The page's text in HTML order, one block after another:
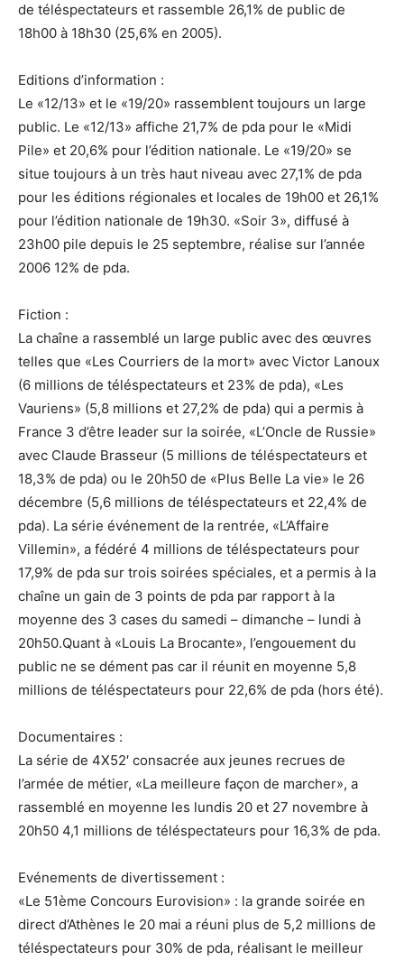
de téléspectateurs et rassemble 26,1% de public de
18h00 à 18h30 (25,6% en 2005).
Editions d’information :
Le «12/13» et le «19/20» rassemblent toujours un large
public. Le «12/13» affiche 21,7% de pda pour le «Midi
Pile» et 20,6% pour l’édition nationale. Le «19/20» se
situe toujours à un très haut niveau avec 27,1% de pda
pour les éditions régionales et locales de 19h00 et 26,1%
pour l’édition nationale de 19h30. «Soir 3», diffusé à
23h00 pile depuis le 25 septembre, réalise sur l’année
2006 12% de pda.
Fiction :
La chaîne a rassemblé un large public avec des œuvres
telles que «Les Courriers de la mort» avec Victor Lanoux
(6 millions de téléspectateurs et 23% de pda), «Les
Vauriens» (5,8 millions et 27,2% de pda) qui a permis à
France 3 d’être leader sur la soirée, «L’Oncle de Russie»
avec Claude Brasseur (5 millions de téléspectateurs et
18,3% de pda) ou le 20h50 de «Plus Belle La vie» le 26
décembre (5,6 millions de téléspectateurs et 22,4% de
pda). La série événement de la rentrée, «L’Affaire
Villemin», a fédéré 4 millions de téléspectateurs pour
17,9% de pda sur trois soirées spéciales, et a permis à la
chaîne un gain de 3 points de pda par rapport à la
moyenne des 3 cases du samedi – dimanche – lundi à
20h50.Quant à «Louis La Brocante», l’engouement du
public ne se dément pas car il réunit en moyenne 5,8
millions de téléspectateurs pour 22,6% de pda (hors été).
Documentaires :
La série de 4X52′ consacrée aux jeunes recrues de
l’armée de métier, «La meilleure façon de marcher», a
rassemblé en moyenne les lundis 20 et 27 novembre à
20h50 4,1 millions de téléspectateurs pour 16,3% de pda.
Evénements de divertissement :
«Le 51ème Concours Eurovision» : la grande soirée en
direct d’Athènes le 20 mai a réuni plus de 5,2 millions de
téléspectateurs pour 30% de pda, réalisant le meilleur